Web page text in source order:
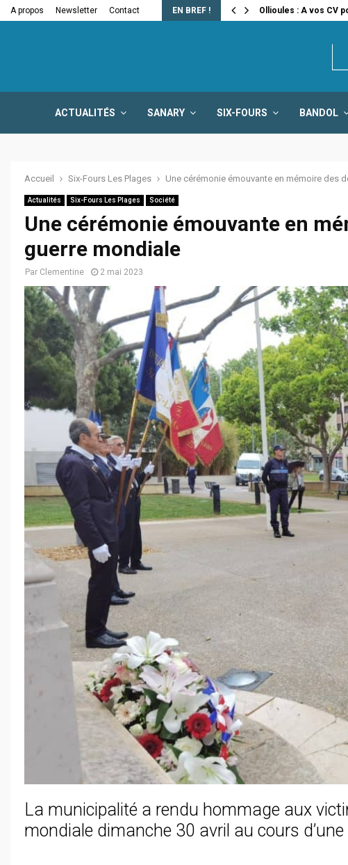
A propos Newsletter Contact EN BREF !
la fermeture… Ollioules : A vos CV
ACTUALITÉS SANARY SIX-FOURS BANDOL
Accueil Six-Fours Les Plages Une cérémonie émouvante en mémoire des
Actualités Six-Fours Les Plages Société
Une cérémonie émouvante en
guerre mondiale
Par Clementine 2 mai 2023
La municipalité a rendu hommage aux
mondiale dimanche 30 avril au cours